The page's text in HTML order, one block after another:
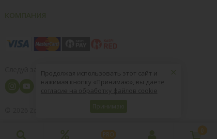
Следуй за нами
8 (800) 004-09-40
PRO 0
×
Продолжая использовать этот сайт и
нажимая кнопку «Принимаю», вы даете
согласие на обработку файлов cookie
Принимаю